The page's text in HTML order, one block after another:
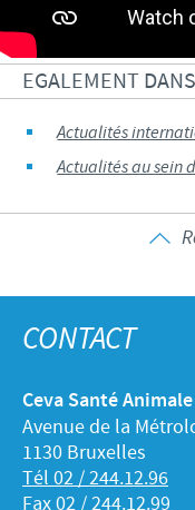
EGALEMENT
Actualités
Actualités au sein
CONTACT
Ceva Santé
Avenue de la
1130 Bruxelles
Tél 02 / 244.12.96
Fax 02 / 244.12.99